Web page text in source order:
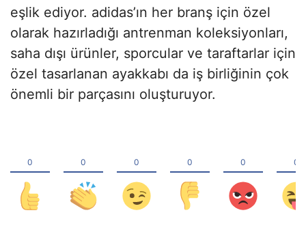
eşlik ediyor. adidas’ın her branş için özel
olarak hazırladığı antrenman koleksiyonları,
saha dışı ürünler, sporcular ve taraftarlar için
özel tasarlanan ayakkabı da iş birliğinin çok
önemli bir parçasını oluşturuyor.